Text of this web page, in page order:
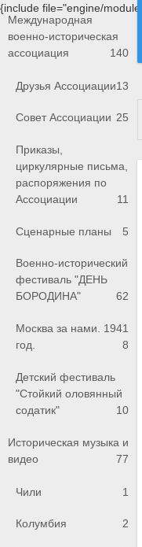
{include file="engine/
Международная
военно-историческая
ассоциация
140
Друзья Ассоциации13
Совет Ассоциации 25
Приказы,
циркулярные письма,
распоряжения по
Ассоциации
11
Сценарные планы 5
Военно-исторический
фестиваль "ДЕНЬ
БОРОДИНА"
62
Москва за нами. 1941
год.
8
Детский фестиваль
"Стойкий оловянный
содатик"
10
Историческая музыка и
видео
77
Чили 1
Колумбия 2